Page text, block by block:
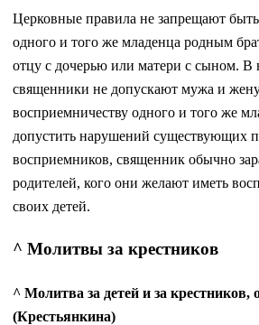
Церковные правила не запрещают
одного и того же младенца родным
отцу с дочерью или матери с сыном. В
священники не допускают мужа и
восприемничеству одного и того же
допустить нарушений существующих
восприемников, священник обычно
родителей, кого они желают иметь
своих детей.
^ Молитвы за крестников
^ Молитва за детей и за крестников,
(Крестьянкина)